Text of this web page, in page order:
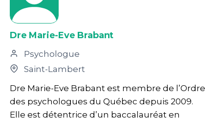
Dre Marie-Eve Brabant
Psychologue
Saint-Lambert
Dre Marie-Eve Brabant est membre de l’Ordre
des psychologues du Québec depuis 2009.
Elle est détentrice d’un baccalauréat en